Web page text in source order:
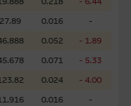
27.89 0.016
-
0.052
- 1.89
0.071
- 5.33
0.024
- 4.00
0.016
-
疏忽)由於網站內容的
容的依賴而導致的損失
。